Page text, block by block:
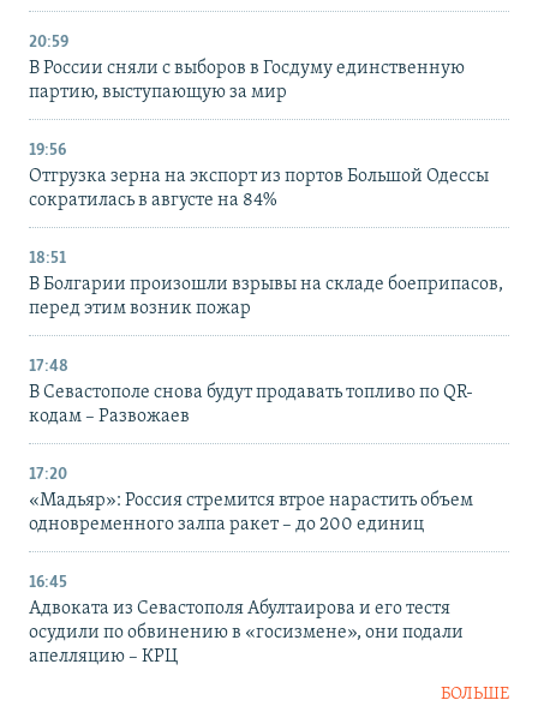
20:59
В России сняли с выборов в Госдуму единственную
партию, выступающую за мир
19:56
Отгрузка зерна на экспорт из портов Большой Одессы
сократилась в августе на 84%
18:51
В Болгарии произошли взрывы на складе боеприпасов,
перед этим возник пожар
17:48
В Севастополе снова будут продавать топливо по QR-
кодам – Развожаев
17:20
«Мадьяр»: Россия стремится втрое нарастить объем
одновременного залпа ракет – до 200 единиц
16:45
Адвоката из Севастополя Абултаирова и его тестя
осудили по обвинению в «госизмене», они подали
апелляцию – КРЦ
БОЛЬШЕ